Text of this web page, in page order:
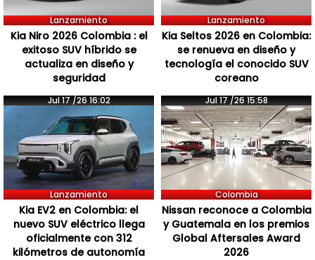
Lanzamiento
Kia Niro 2026 Colombia : el
exitoso SUV híbrido se
actualiza en diseño y
seguridad
Lanzamiento
Kia Seltos 2026 en Colombia:
se renueva en diseño y
tecnología el conocido SUV
coreano
Jul 17 /26 16:02
Lanzamiento
Kia EV2 en Colombia: el
nuevo SUV eléctrico llega
oficialmente con 312
kilómetros de autonomía
Jul 17 /26 15:58
Colombia
Nissan reconoce a Colombia
y Guatemala en los premios
Global Aftersales Award
2026